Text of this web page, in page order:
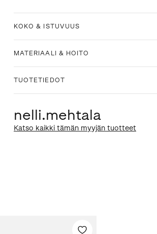
KOKO & ISTUVUUS
MATERIAALI & HOITO
TUOTETIEDOT
nelli.mehtala
Katso kaikki tämän myyjän tuotteet